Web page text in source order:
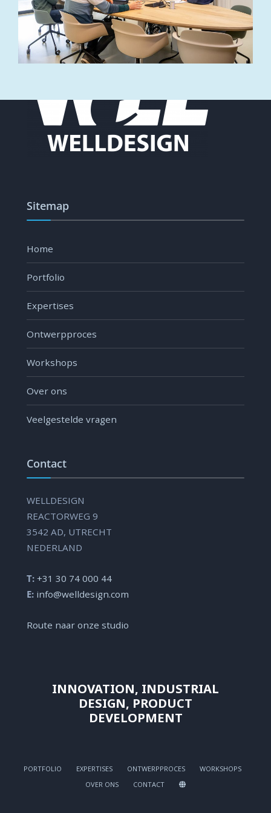
Sitemap
Home
Portfolio
Expertises
Ontwerpproces
Workshops
Over ons
Veelgestelde vragen
Contact
WELLDESIGN
REACTORWEG 9
3542 AD, UTRECHT
NEDERLAND
T: +31 30 74 000 44
E: info@welldesign.com
Route naar onze studio
INNOVATION, INDUSTRIAL
DESIGN, PRODUCT
DEVELOPMENT
PORTFOLIO EXPERTISES ONTWERPPROCES
WORKSHOPS
OVER ONS
CONTACT